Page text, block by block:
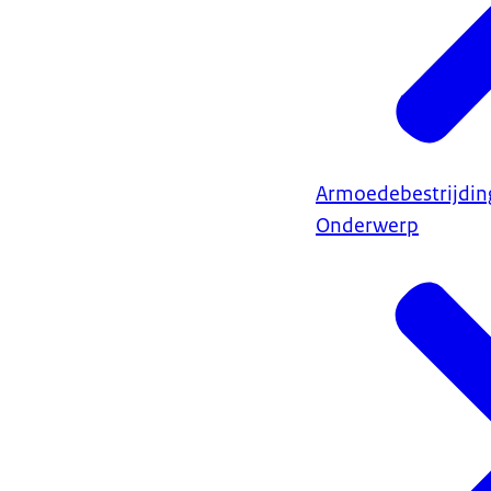
Onderwerp